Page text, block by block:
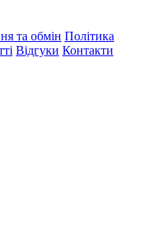
та обмін Політика
Відгуки Контакти